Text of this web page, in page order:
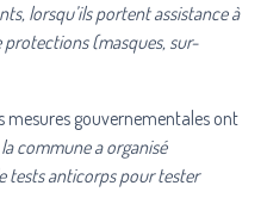
lorsqu’ils portent assistance à
protections (masques, sur-
mesures gouvernementales ont
commune a organisé
tests anticorps pour tester